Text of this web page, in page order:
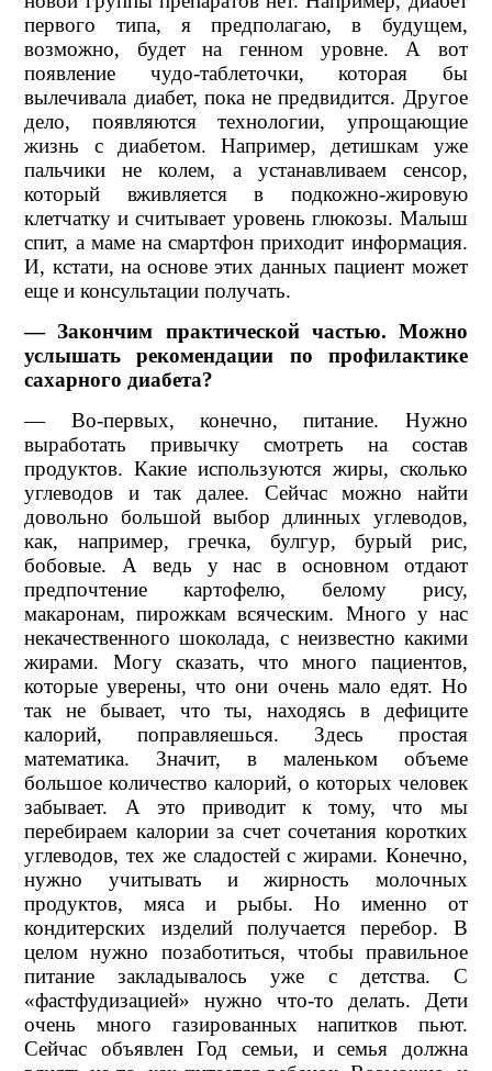
первого типа, я предполагаю, в будущем,
возможно, будет на генном уровне. А вот
появление чудо-таблеточки, которая бы
вылечивала диабет, пока не предвидится. Другое
дело, появляются технологии, упрощающие
жизнь с диабетом. Например, детишкам уже
пальчики не колем, а устанавливаем сенсор,
который вживляется в подкожно-жировую
клетчатку и считывает уровень глюкозы. Малыш
спит, а маме на смартфон приходит информация.
И, кстати, на основе этих данных пациент может
еще и консультации получать.
— Закончим практической частью. Можно
услышать рекомендации по профилактике
сахарного диабета?
— Во-первых, конечно, питание. Нужно
выработать привычку смотреть на состав
продуктов. Какие используются жиры, сколько
углеводов и так далее. Сейчас можно найти
довольно большой выбор длинных углеводов,
как, например, гречка, булгур, бурый рис,
бобовые. А ведь у нас в основном отдают
предпочтение картофелю, белому рису,
макаронам, пирожкам всяческим. Много у нас
некачественного шоколада, с неизвестно какими
жирами. Могу сказать, что много пациентов,
которые уверены, что они очень мало едят. Но
так не бывает, что ты, находясь в дефиците
калорий, поправляешься. Здесь простая
математика. Значит, в маленьком объеме
большое количество калорий, о которых человек
забывает. А это приводит к тому, что мы
перебираем калории за счет сочетания коротких
углеводов, тех же сладостей с жирами. Конечно,
нужно учитывать и жирность молочных
продуктов, мяса и рыбы. Но именно от
кондитерских изделий получается перебор. В
целом нужно позаботиться, чтобы правильное
питание закладывалось уже с детства. С
«фастфудизацией» нужно что-то делать. Дети
очень много газированных напитков пьют.
Сейчас объявлен Год семьи, и семья должна